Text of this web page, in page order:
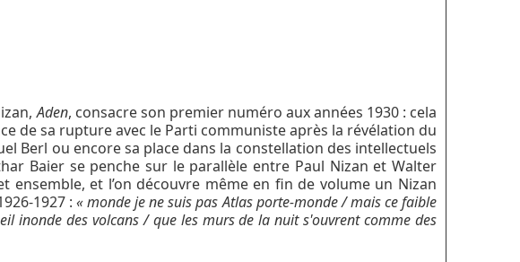
Aden, consacre son premier numéro aux années 1930 : cela
de sa rupture avec le Parti communiste après la révélation du
Berl ou encore sa place dans la constellation des intellectuels
Baier se penche sur le parallèle entre Paul Nizan et Walter
ensemble, et l’on découvre même en fin de volume un Nizan
1927 : « monde je ne suis pas Atlas porte-monde / mais ce faible
inonde des volcans / que les murs de la nuit s'ouvrent comme des